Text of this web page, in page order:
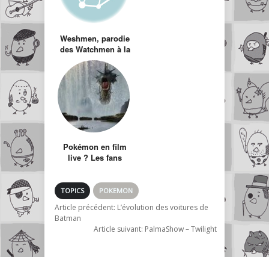
Weshmen, parodie
des Watchmen à la
sauce FrenchNerd
Pokémon en film
live ? Les fans
TOPICS POKEMON
Article précédent: L’évolution des voitures de
Batman
Article suivant: PalmaShow – Twilight